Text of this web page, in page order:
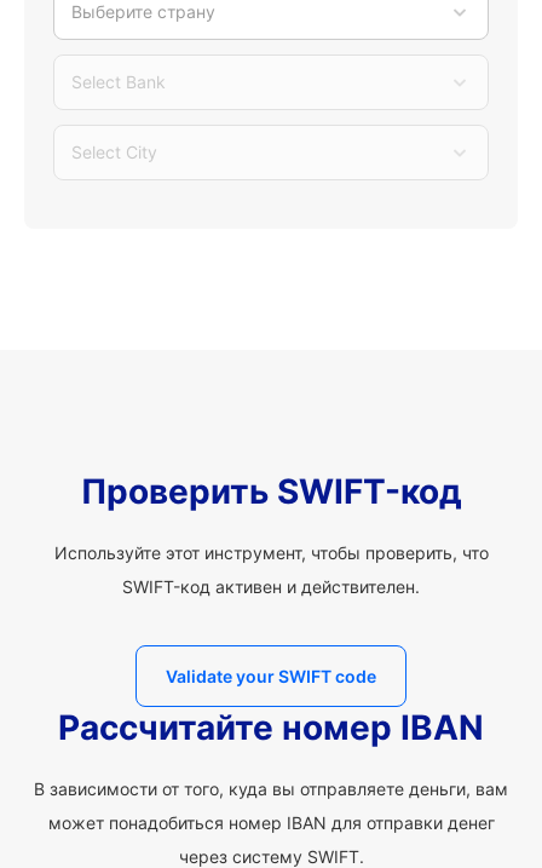
Выберите страну
Select Bank
Select City
Проверить SWIFT-код
Используйте этот инструмент, чтобы проверить, что
SWIFT-код активен и действителен.
Validate your SWIFT code
Рассчитайте номер IBAN
В зависимости от того, куда вы отправляете деньги, вам
может понадобиться номер IBAN для отправки денег
через систему SWIFT.